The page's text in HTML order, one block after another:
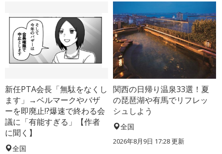
新任PTA会長「無駄をなくし
ます」→ベルマークやバザ
ーを即廃止!?爆速で終わる会
議に「有能すぎる」【作者
に聞く】
全国
関西の日帰り温泉33選！夏
の琵琶湖や有馬でリフレッ
シュしよう
全国
2026年8月9日 17:28更新